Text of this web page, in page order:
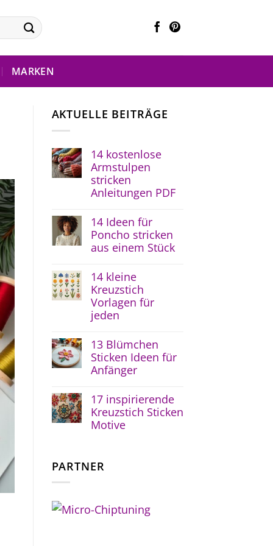
MARKEN
AKTUELLE BEITRÄGE
14 kostenlose
Armstulpen
stricken
Anleitungen PDF
14 Ideen für
Poncho stricken
aus einem Stück
14 kleine
Kreuzstich
Vorlagen für
jeden
13 Blümchen
Sticken Ideen für
Anfänger
17 inspirierende
Kreuzstich Sticken
Motive
PARTNER